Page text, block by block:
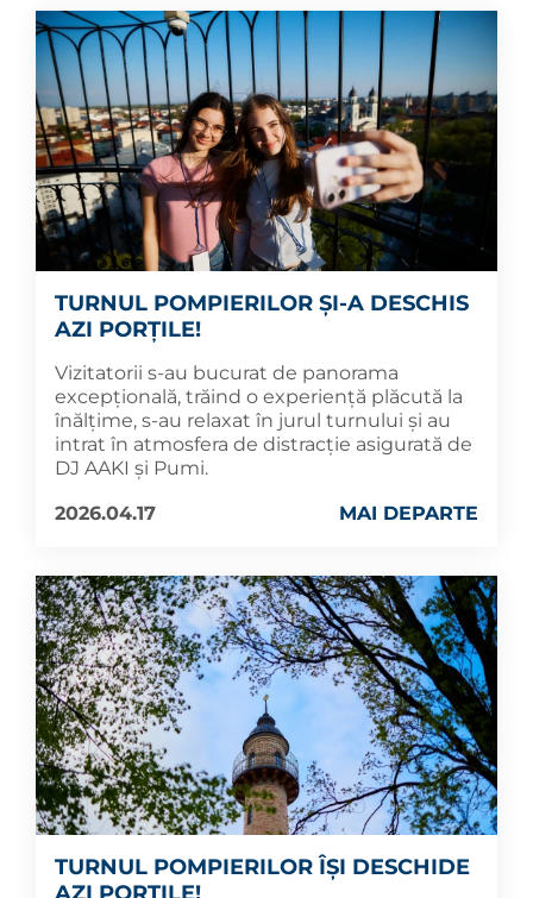
TURNUL POMPIERILOR ȘI-A DESCHIS
AZI PORȚILE!
Vizitatorii s-au bucurat de panorama
excepțională, trăind o experiență plăcută la
înălțime, s-au relaxat în jurul turnului și au
intrat în atmosfera de distracție asigurată de
DJ AAKI și Pumi.
2026.04.17
MAI DEPARTE
TURNUL POMPIERILOR ÎȘI DESCHIDE